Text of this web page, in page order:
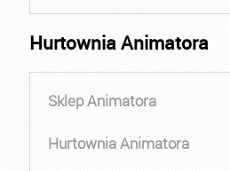
Hurtownia Animatora
Sklep Animatora
Hurtownia Animatora